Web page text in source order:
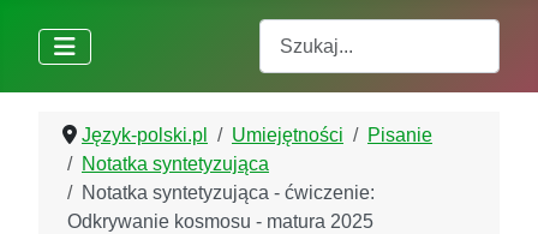
Język-polski.pl Umiejętności
Pisanie
Notatka syntetyzująca
Notatka syntetyzująca - ćwiczenie:
Odkrywanie kosmosu - matura 2025